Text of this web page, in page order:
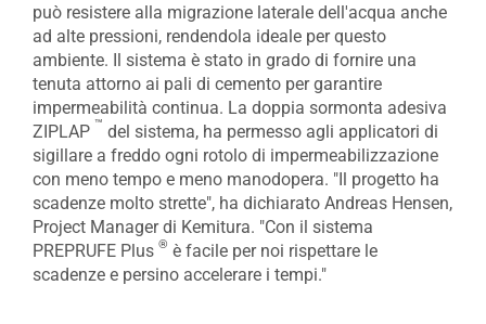
può resistere alla migrazione laterale dell'acqua anche
ad alte pressioni, rendendola ideale per questo
ambiente. Il sistema è stato in grado di fornire una
tenuta attorno ai pali di cemento per garantire
impermeabilità continua. La doppia sormonta adesiva
ZIPLAP ™ del sistema, ha permesso agli applicatori di
sigillare a freddo ogni rotolo di impermeabilizzazione
con meno tempo e meno manodopera. "Il progetto ha
scadenze molto strette", ha dichiarato Andreas Hensen,
Project Manager di Kemitura. "Con il sistema
PREPRUFE Plus ® è facile per noi rispettare le
scadenze e persino accelerare i tempi."